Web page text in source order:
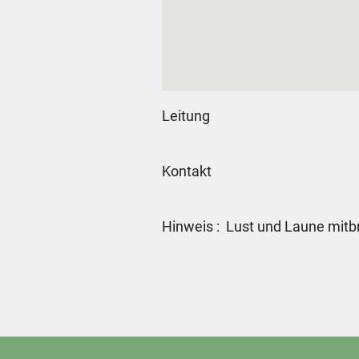
Leitung
Kontakt
Hinweis : Lust und Laune